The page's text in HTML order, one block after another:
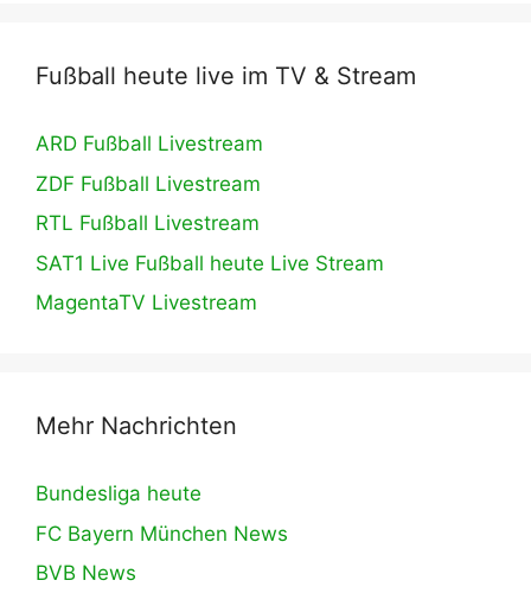
Fußball heute live im TV & Stream
ARD Fußball Livestream
ZDF Fußball Livestream
RTL Fußball Livestream
SAT1 Live Fußball heute Live Stream
MagentaTV Livestream
Mehr Nachrichten
Bundesliga heute
FC Bayern München News
BVB News